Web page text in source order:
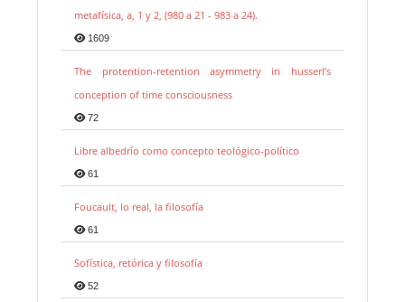
metafísica, a, 1 y 2, (980 a 21 - 983 a 24).
1609
The protention-retention asymmetry in husserl’s
conception of time consciousness
72
Libre albedrío como concepto teológico-político
61
Foucault, lo real, la filosofía
61
Sofística, retórica y filosofía
52